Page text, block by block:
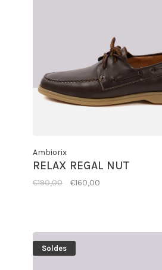
Ambiorix
RELAX REGAL NUT
€190,00 €160,00
Soldes